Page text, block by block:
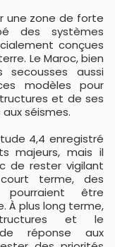
une zone de forte
des systèmes
conçues
Le Maroc, bien
aussi
modèles pour
et de ses
séismes.
4,4 enregistré
majeurs, mais il
de rester vigilant
terme, des
pourraient être
À plus long terme,
et le
réponse aux